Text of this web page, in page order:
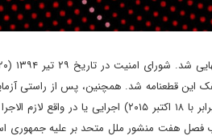
لاینفک این قطعنامه شد. همچنین، پس از راستی
المللی انرژی اتمی در خصوص انجام تعهدات برجامی توسط ایران، نهایتا برجام از ۲۶ مهر ۱۳۹۴ (برابر با ۱۸
شورای امنیت که در فاصله ی سال های ۱۳۸۴ تا ۱۳۸۸ در چارچوب فصل هفت منشور ملل متحد بر